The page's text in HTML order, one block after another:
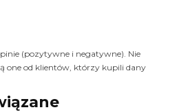
(pozytywne i negatywne). Nie
one od klientów, którzy kupili dany